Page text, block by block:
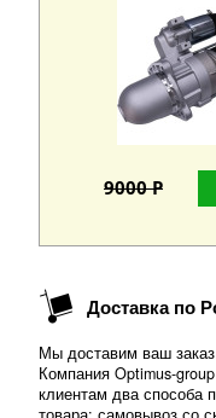
9000 Р
Доставка по
Мы доставим ваш
Компания Optimus-
клиентам два способа